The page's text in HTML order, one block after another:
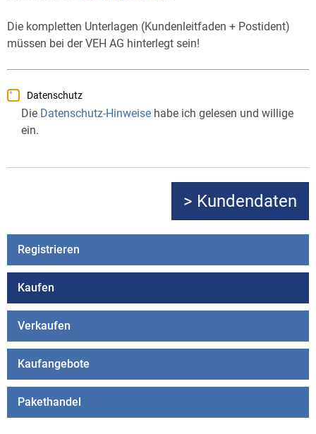
Die kompletten Unterlagen (Kundenleitfaden + Postident)
müssen bei der VEH AG hinterlegt sein!
Datenschutz
Die Datenschutz-Hinweise habe ich gelesen und willige
ein.
Registrieren
Kaufen
Verkaufen
Kaufangebote
Pakethandel